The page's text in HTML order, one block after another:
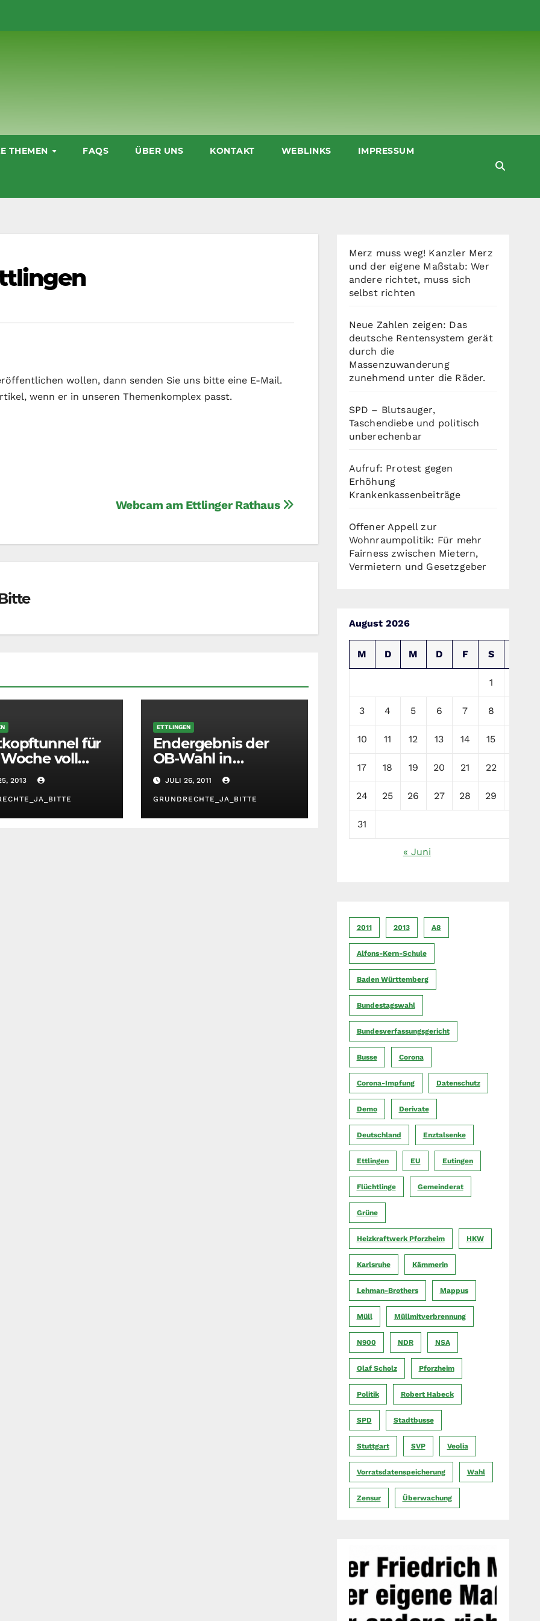
THEMEN FAQS ÜBER UNS KONTAKT WEBLINKS IMPRESSUM
wollen, dann senden Sie uns bitte eine E-Mail.
wenn er in unseren Themenkomplex passt.
Webcam am Ettlinger Rathaus
für
voll
2013
ETTLINGEN
Endergebnis der
OB-Wahl in
Ettlingen 2011
JULI 26, 2011
GRUNDRECHTE_JA_BITTE
Merz muss weg! Kanzler Merz
und der eigene Maßstab: Wer
andere richtet, muss sich
selbst richten
Neue Zahlen zeigen: Das
deutsche Rentensystem gerät
durch die
Massenzuwanderung
zunehmend unter die Räder.
SPD – Blutsauger,
Taschendiebe und politisch
unberechenbar
Aufruf: Protest gegen
Erhöhung
Krankenkassenbeiträge
Offener Appell zur
Wohnraumpolitik: Für mehr
Fairness zwischen Mietern,
Vermietern und Gesetzgeber
August 2026
M D M D F S
1
3 4 5 6 7 8
10 11 12 13 14 15
17 18 19 20 21 22
24 25 26 27 28 29
31
« Juni
2011 2013 A8
Alfons-Kern-Schule
Baden Württemberg
Bundestagswahl
Bundesverfassungsgericht
Busse Corona
Corona-Impfung Datenschutz
Demo Derivate
Deutschland Enztalsenke
Ettlingen EU Eutingen
Flüchtlinge Gemeinderat
Grüne
Heizkraftwerk Pforzheim HKW
Karlsruhe Kämmerin
Lehman-Brothers Mappus
Müll Müllmitverbrennung
N900 NDR NSA
Olaf Scholz Pforzheim
Politik Robert Habeck
SPD Stadtbusse
Stuttgart SVP Veolia
Vorratsdatenspeicherung Wahl
Zensur Überwachung